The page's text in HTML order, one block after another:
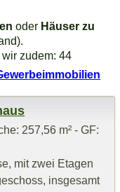
oder Häuser zu
zudem: 44
257,56 m² - GF:
mit zwei Etagen
insgesamt